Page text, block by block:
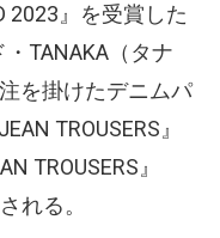
2023』を受賞した
TANAKA（タナ
を掛けたデニムパ
TROUSERS』
TROUSERS』
れる。